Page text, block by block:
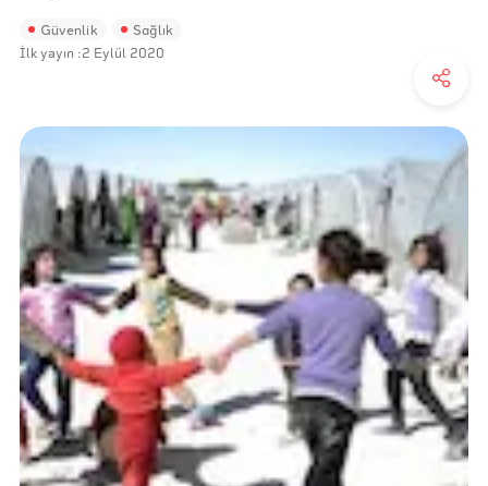
Güvenlik Sağlık
İlk yayın :2 Eylül 2020